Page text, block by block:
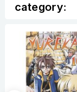
category: